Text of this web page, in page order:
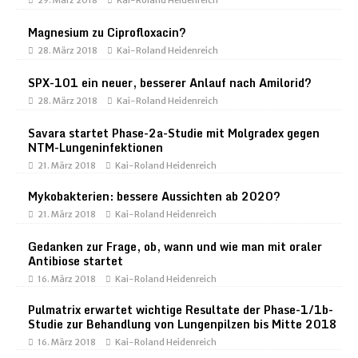
Magnesium zu Ciprofloxacin?
28. März 2018 Kai-Roland Heidenreich
SPX-101 ein neuer, besserer Anlauf nach Amilorid?
28. März 2018 Kai-Roland Heidenreich
Savara startet Phase-2a-Studie mit Molgradex gegen
NTM-Lungeninfektionen
21. März 2018 Kai-Roland Heidenreich
Mykobakterien: bessere Aussichten ab 2020?
21. März 2018 Kai-Roland Heidenreich
Gedanken zur Frage, ob, wann und wie man mit oraler
Antibiose startet
16. März 2018 Kai-Roland Heidenreich
Pulmatrix erwartet wichtige Resultate der Phase-1/1b-
Studie zur Behandlung von Lungenpilzen bis Mitte 2018
16. März 2018 Kai-Roland Heidenreich